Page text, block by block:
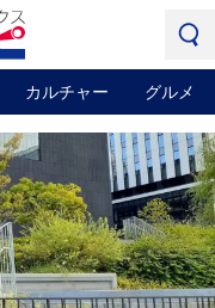
カルチャー グルメ